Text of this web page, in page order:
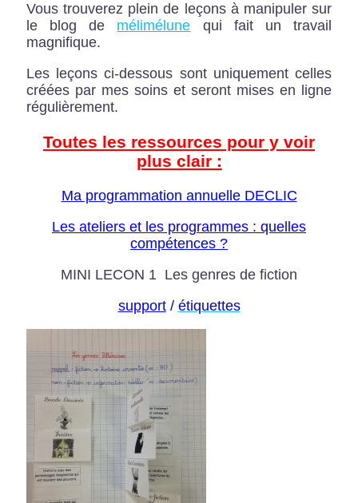
Vous trouverez plein de leçons à manipuler sur
le blog de mélimélune qui fait un travail
magnifique.
Les leçons ci-dessous sont uniquement celles
créées par mes soins et seront mises en ligne
régulièrement.
Toutes les ressources pour y voir
plus clair :
Ma programmation annuelle DECLIC
Les ateliers et les programmes : quelles
compétences ?
MINI LECON 1 Les genres de fiction
support/ étiquettes